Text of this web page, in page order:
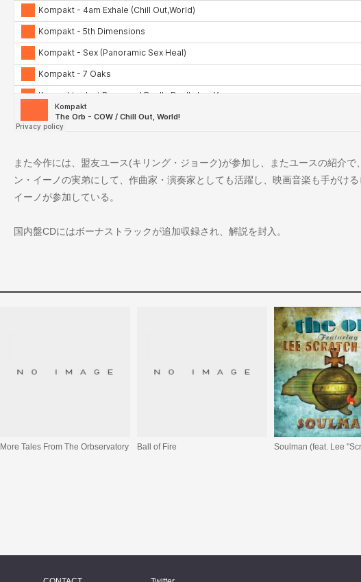
また今作には、盟友ユース(キリング・ジョーク)が参加し、またユースの紹介で
ン・イーノの実弟にして、作曲家・演奏家としても活躍し、映画音楽も手がける
イーノが参加している。
国内盤CDにはボーナストラックが追加収録され、解説を封入。
More Tales From The Orbservatory Ball of Fire